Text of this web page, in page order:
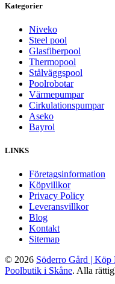
Kategorier
Niveko
Steel pool
Glasfiberpool
Thermopool
Stålväggspool
Poolrobotar
Värmepumpar
Cirkulationspumpar
Aseko
Bayrol
LINKS
Företagsinformation
Köpvillkor
Privacy Policy
Leveransvillkor
Blog
Kontakt
Sitemap
© 2026 Söderro Gård |
Poolbutik i Skåne. Alla